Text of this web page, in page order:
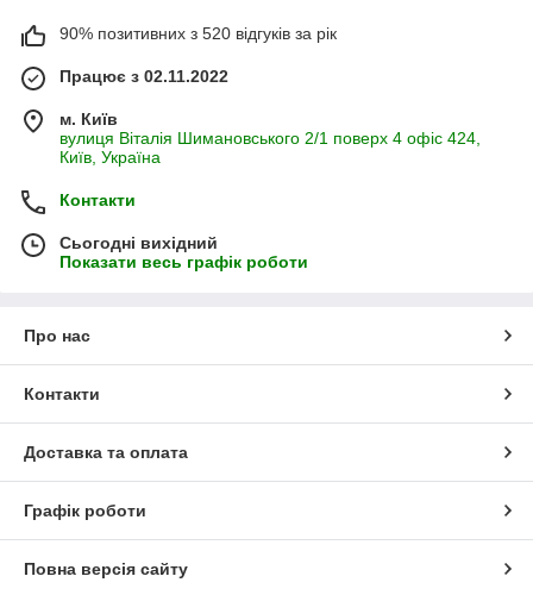
90% позитивних з 520 відгуків за рік
Працює з 02.11.2022
м. Київ
вулиця Віталія Шимановського 2/1 поверх 4 офіс 424,
Київ, Україна
Контакти
Сьогодні вихідний
Показати весь графік роботи
Про нас
Контакти
Доставка та оплата
Графік роботи
Повна версія сайту